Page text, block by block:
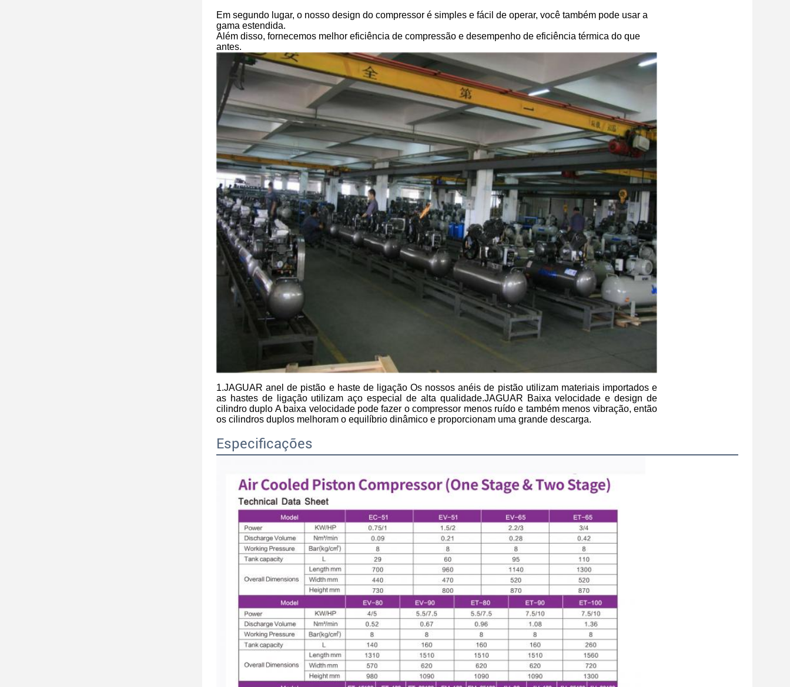
Em segundo lugar, o nosso design do compressor é simples e fácil de operar, você também pode usar a
gama estendida.
Além disso, fornecemos melhor eficiência de compressão e desempenho de eficiência térmica do que
antes.
1.JAGUAR anel de pistão e haste de ligação Os nossos anéis de pistão utilizam materiais importados e
as hastes de ligação utilizam aço especial de alta qualidade.JAGUAR Baixa velocidade e design de
cilindro duplo A baixa velocidade pode fazer o compressor menos ruído e também menos vibração, então
os cilindros duplos melhoram o equilíbrio dinâmico e proporcionam uma grande descarga.
Especificações